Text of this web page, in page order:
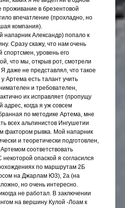
проживание в брезентовой
впечатление (прохладно, но
компания).
Александр) попало к
Сразу скажу, что нам очень
спортсмен, уровень его
что мы, открыв рот, смотрели
даже не представлял, что такое
Артема есть талант учить
и требователен,
их исправляет (пропущу
когда я уж совсем
по методике Артема, мне
всех альпинистов Ингушетии
фактором рывка. Мой напарник
и теоретически подготовлен,
соответствовать
некоторой опаской я согласился
по маршрутам 2Б
на Джарлам Ю3), 2а (на
но очень интересно.
не работал. В заключении
на вершину Кулой -Лоам к